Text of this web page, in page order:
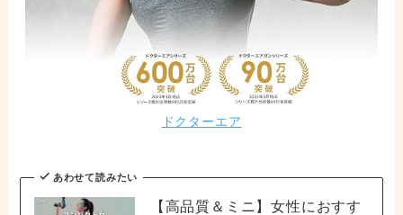
ドクターエア
あわせて読みたい
【高品質＆ミニ】女性におすす